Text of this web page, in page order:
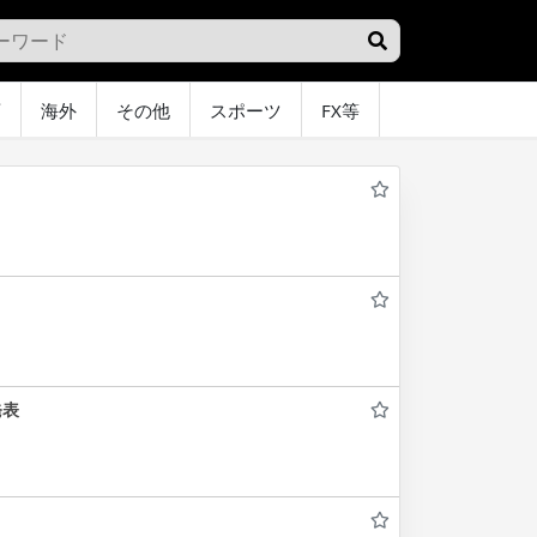
海外 その他 スポーツ FX等